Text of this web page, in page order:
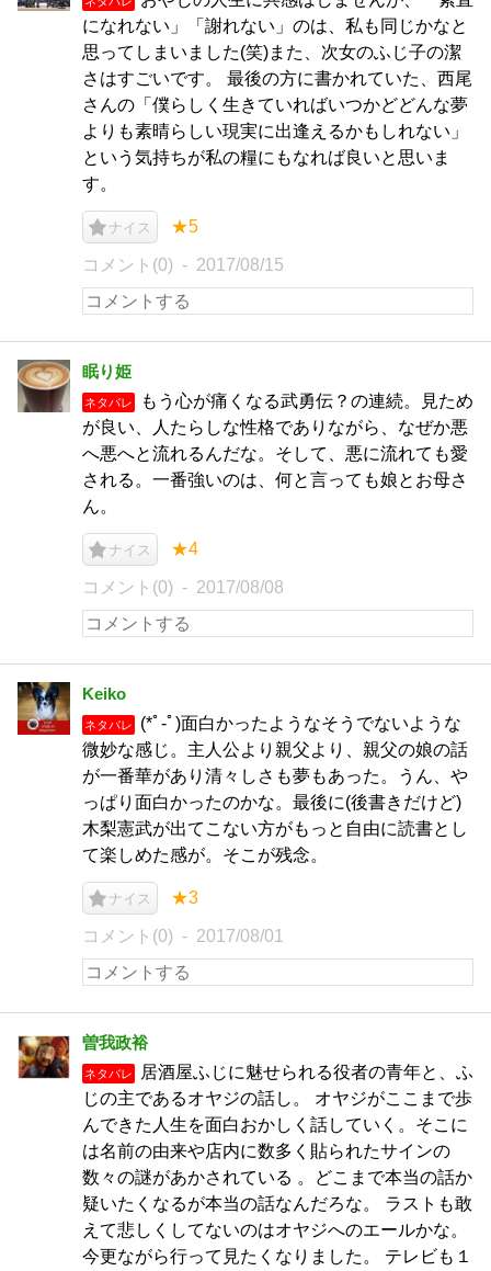
になれない」「謝れない」のは、私も同じかなと
思ってしまいました(笑)また、次女のふじ子の潔
さはすごいです。 最後の方に書かれていた、西尾
さんの「僕らしく生きていればいつかどどんな夢
よりも素晴らしい現実に出逢えるかもしれない」
という気持ちが私の糧にもなれば良いと思いま
す。
ナイス ★5
コメント(0) 2017/08/15
眠り姫
ネタバレ
もう心が痛くなる武勇伝？の連続。見ため
が良い、人たらしな性格でありながら、なぜか悪
へ悪へと流れるんだな。そして、悪に流れても愛
される。一番強いのは、何と言っても娘とお母さ
ん。
ナイス ★4
コメント(0) 2017/08/08
Keiko
ネタバレ
(*ﾟ-ﾟ)面白かったようなそうでないような
微妙な感じ。主人公より親父より、親父の娘の話
が一番華があり清々しさも夢もあった。うん、や
っぱり面白かったのかな。最後に(後書きだけど)
木梨憲武が出てこない方がもっと自由に読書とし
て楽しめた感が。そこが残念。
ナイス ★3
コメント(0) 2017/08/01
曽我政裕
ネタバレ
居酒屋ふじに魅せられる役者の青年と、ふ
じの主であるオヤジの話し。 オヤジがここまで歩
んできた人生を面白おかしく話していく。そこに
は名前の由来や店内に数多く貼られたサインの
数々の謎があかされている 。どこまで本当の話か
疑いたくなるが本当の話なんだろな。 ラストも敢
えて悲しくしてないのはオヤジへのエールかな。
今更ながら行って見たくなりました。 テレビも１